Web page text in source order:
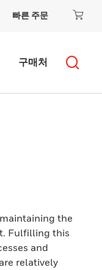
빠른 주문
구매처
the
Fulfilling this
and
relatively